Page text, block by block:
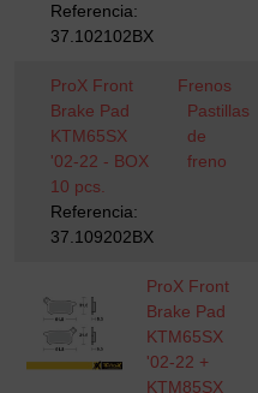
Referencia:
37.102102BX
ProX Front
Brake Pad
KTM65SX
'02-22 - BOX
10 pcs.
Referencia:
37.109202BX
Frenos
Pastillas
de
freno
ProX Front
Brake Pad
KTM65SX
'02-22 +
KTM85SX